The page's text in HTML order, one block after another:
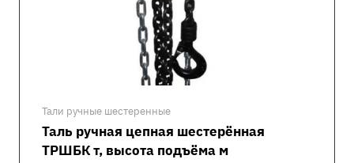
Тали ручные шестеренные
Таль ручная цепная шестерённая
ТРШБК т, высота подъёма м